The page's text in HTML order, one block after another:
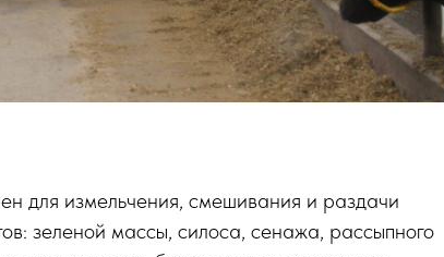
для измельчения, смешивания и раздачи
зеленой массы, силоса, сенажа, рассыпного